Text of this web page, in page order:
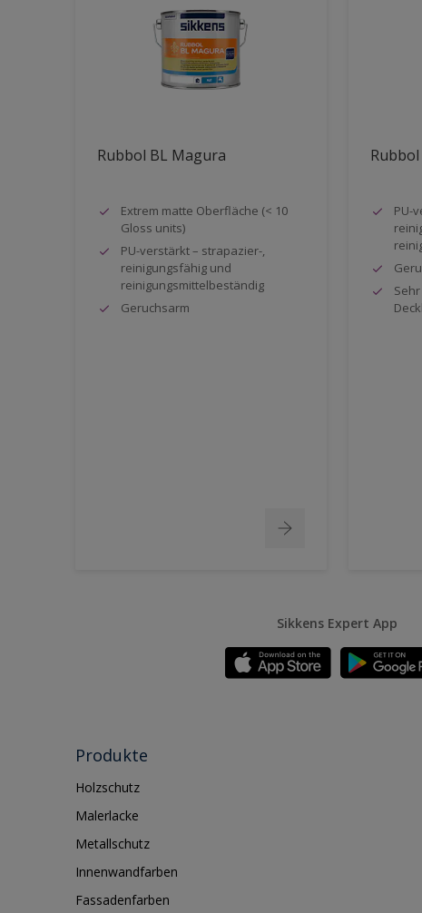
Rubbol BL Magura
Extrem matte Oberfläche (< 10
Gloss units)
PU-verstärkt – strapazier-,
reinigungsfähig und
reinigungsmittelbeständig
Geruchsarm
PU-
Sikkens Expert App
Produkte
Holzschutz
Malerlacke
Metallschutz
Innenwandfarben
Fassadenfarben